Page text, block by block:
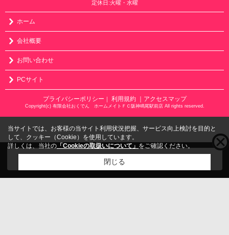
定休日:火曜・水曜
ホーム
会社概要
お問い合わせ
PCサイト
プライバシーポリシー ｜ 利用規約 ｜アクセスマップ
Copyright(c) 有限会社おくでん ホームメイトＦＣ阪神鳴尾駅前店 All rights reserved.
こちらの物件をご覧の方にお勧めな物件
当サイトでは、お客様の当サイト利用状況把握、サービス向上検討を目的と
して、クッキー（Cookie）を使用しています。
詳しくは、当社の 「Cookieの取扱いについて」 をご確認ください。
閉じる